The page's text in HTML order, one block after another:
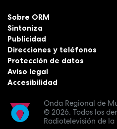
Onda Regional de
© 2026. Todos los
Radiotelevisión de
Sobre ORM
Sintoniza
Publicidad
Direcciones y teléfonos
Protección de datos
Aviso legal
Accesibilidad